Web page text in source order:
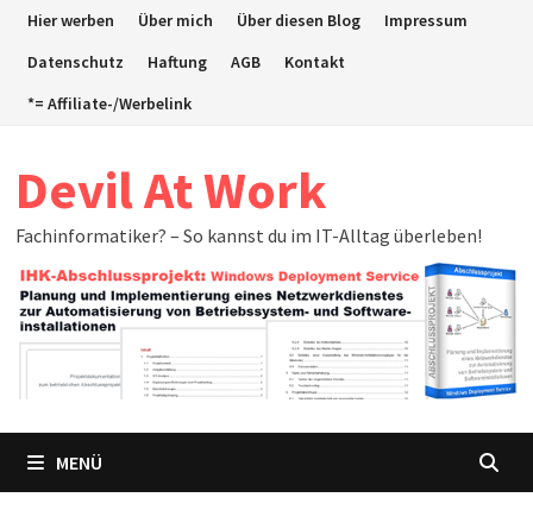
ZumHier werben Über mich Über diesen Blog
Impressum
Datenschutz
Haftung AGB
Kontakt
*= Affiliate-/Werbelink
Devil At Work
Fachinformatiker? – So kannst du im IT-Alltag überleben!
MENÜ